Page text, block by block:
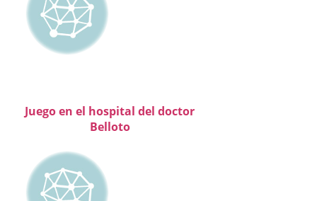
Juego en el hospital del doctor
Belloto